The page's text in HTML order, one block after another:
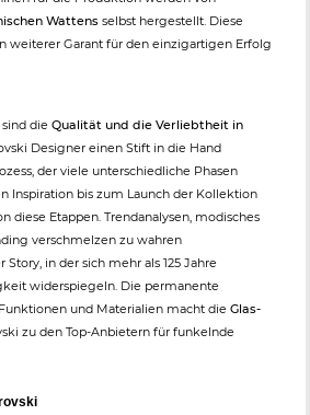
Wattens selbst hergestellt. Diese
weiterer Garant für den einzigartigen Erfolg
die Qualität und die Verliebtheit in
Designer einen Stift in die Hand
der viele unterschiedliche Phasen
Inspiration bis zum Launch der Kollektion
diese Etappen. Trendanalysen, modisches
verschmelzen zu wahren
in der sich mehr als 125 Jahre
widerspiegeln. Die permanente
und Materialien macht die Glas-
zu den Top-Anbietern für funkelnde